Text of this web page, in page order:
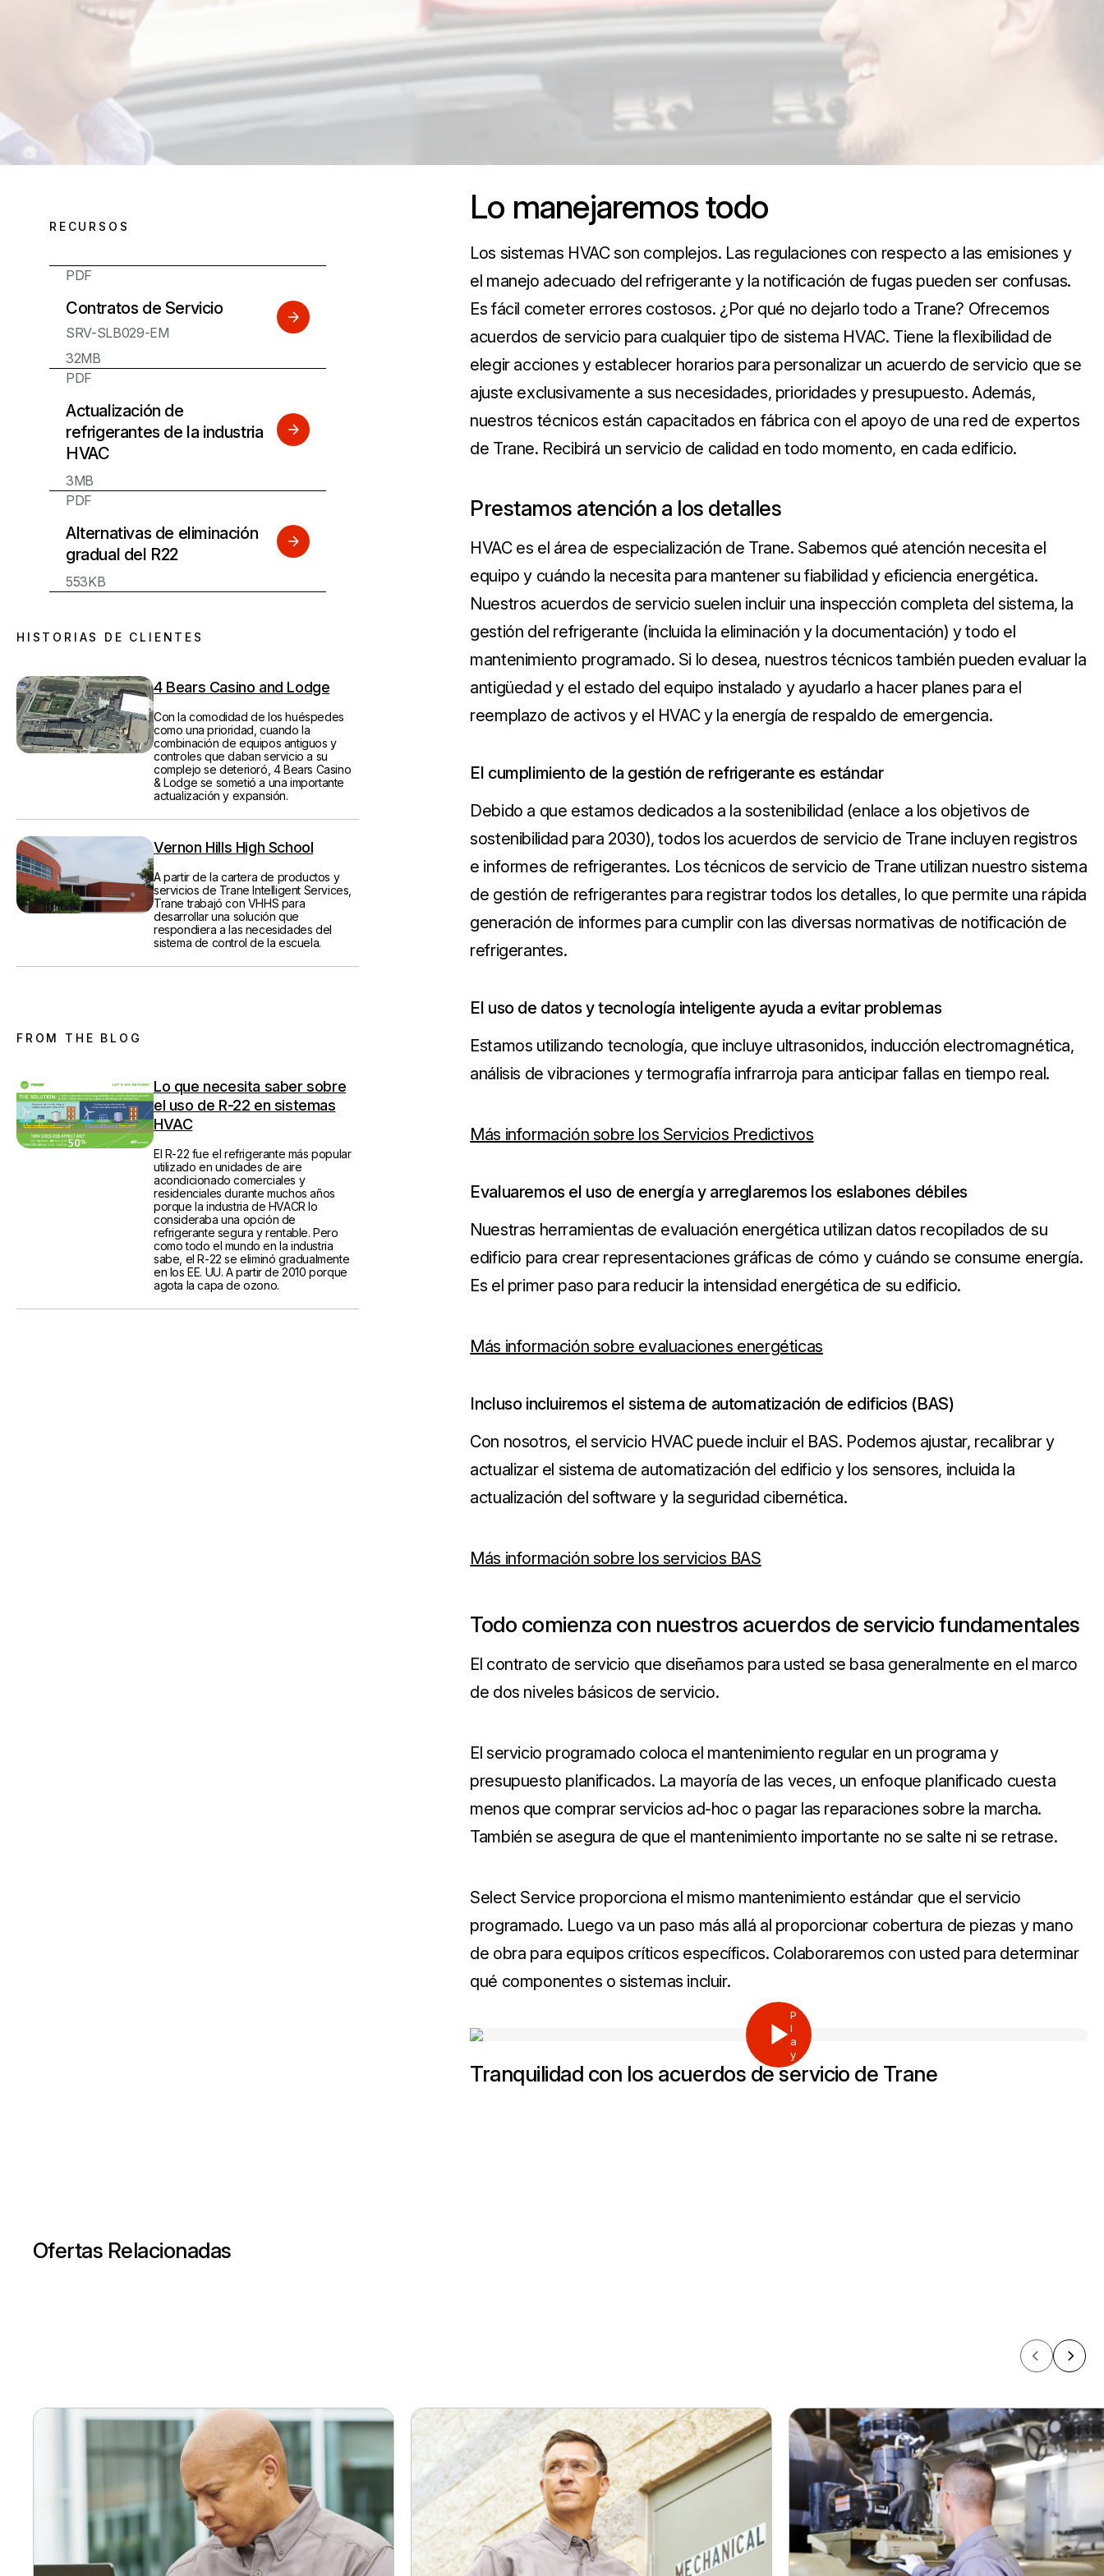
Lo manejaremos todo
Los sistemas HVAC son complejos. Las regulaciones con respecto a las emisiones y
el manejo adecuado del refrigerante y la notificación de fugas pueden ser confusas.
Es fácil cometer errores costosos. ¿Por qué no dejarlo todo a Trane? Ofrecemos
acuerdos de servicio para cualquier tipo de sistema HVAC. Tiene la flexibilidad de
elegir acciones y establecer horarios para personalizar un acuerdo de servicio que se
ajuste exclusivamente a sus necesidades, prioridades y presupuesto. Además,
nuestros técnicos están capacitados en fábrica con el apoyo de una red de expertos
de Trane. Recibirá un servicio de calidad en todo momento, en cada edificio.
Prestamos atención a los detalles
HVAC es el área de especialización de Trane. Sabemos qué atención necesita el
equipo y cuándo la necesita para mantener su fiabilidad y eficiencia energética.
Nuestros acuerdos de servicio suelen incluir una inspección completa del sistema, la
gestión del refrigerante (incluida la eliminación y la documentación) y todo el
mantenimiento programado. Si lo desea, nuestros técnicos también pueden evaluar la
antigüedad y el estado del equipo instalado y ayudarlo a hacer planes para el
reemplazo de activos y el HVAC y la energía de respaldo de emergencia.
El cumplimiento de la gestión de refrigerante es estándar
Debido a que estamos dedicados a la sostenibilidad (enlace a los objetivos de
sostenibilidad para 2030), todos los acuerdos de servicio de Trane incluyen registros
e informes de refrigerantes. Los técnicos de servicio de Trane utilizan nuestro sistema
de gestión de refrigerantes para registrar todos los detalles, lo que permite una rápida
generación de informes para cumplir con las diversas normativas de notificación de
refrigerantes.
El uso de datos y tecnología inteligente ayuda a evitar problemas
Estamos utilizando tecnología, que incluye ultrasonidos, inducción electromagnética,
análisis de vibraciones y termografía infrarroja para anticipar fallas en tiempo real.
Más información sobre los Servicios Predictivos
Evaluaremos el uso de energía y arreglaremos los eslabones débiles
Nuestras herramientas de evaluación energética utilizan datos recopilados de su
edificio para crear representaciones gráficas de cómo y cuándo se consume energía.
Es el primer paso para reducir la intensidad energética de su edificio.
Más información sobre evaluaciones energéticas
Incluso incluiremos el sistema de automatización de edificios (BAS)
Con nosotros, el servicio HVAC puede incluir el BAS. Podemos ajustar, recalibrar y
actualizar el sistema de automatización del edificio y los sensores, incluida la
actualización del software y la seguridad cibernética.
Más información sobre los servicios BAS
Todo comienza con nuestros acuerdos de servicio fundamentales
El contrato de servicio que diseñamos para usted se basa generalmente en el marco
de dos niveles básicos de servicio.
El servicio programado coloca el mantenimiento regular en un programa y
presupuesto planificados. La mayoría de las veces, un enfoque planificado cuesta
menos que comprar servicios ad-hoc o pagar las reparaciones sobre la marcha.
También se asegura de que el mantenimiento importante no se salte ni se retrase.
Select Service proporciona el mismo mantenimiento estándar que el servicio
programado. Luego va un paso más allá al proporcionar cobertura de piezas y mano
de obra para equipos críticos específicos. Colaboraremos con usted para determinar
qué componentes o sistemas incluir.
P
l
a
y
Tranquilidad con los acuerdos de servicio de Trane
RECURSOS
PDF
Contratos de Servicio
SRV-SLB029-EM
32MB
PDF
Actualización de
refrigerantes de la industria
HVAC
3MB
PDF
Alternativas de eliminación
gradual del R22
553KB
HISTORIAS DE CLIENTES
4 Bears Casino and Lodge
Con la comodidad de los huéspedes
como una prioridad, cuando la
combinación de equipos antiguos y
controles que daban servicio a su
complejo se deterioró, 4 Bears Casino
& Lodge se sometió a una importante
actualización y expansión.
Vernon Hills High School
A partir de la cartera de productos y
servicios de Trane Intelligent Services,
Trane trabajó con VHHS para
desarrollar una solución que
respondiera a las necesidades del
sistema de control de la escuela.
FROM THE BLOG
Lo que necesita saber sobre
el uso de R-22 en sistemas
HVAC
El R-22 fue el refrigerante más popular
utilizado en unidades de aire
acondicionado comerciales y
residenciales durante muchos años
porque la industria de HVACR lo
consideraba una opción de
refrigerante segura y rentable. Pero
como todo el mundo en la industria
sabe, el R-22 se eliminó gradualmente
en los EE. UU. A partir de 2010 porque
agota la capa de ozono.
Ofertas Relacionadas